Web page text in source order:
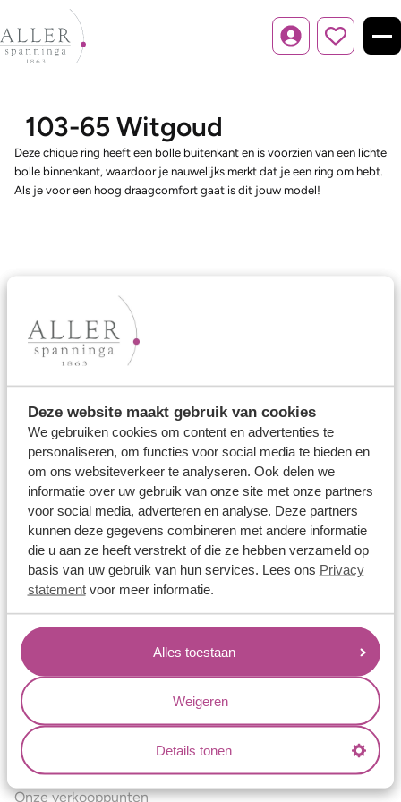
Deze website maakt gebruik van cookies
We gebruiken cookies om content en advertenties te
personaliseren, om functies voor social media te bieden en
om ons websiteverkeer te analyseren. Ook delen we
informatie over uw gebruik van onze site met onze partners
voor social media, adverteren en analyse. Deze partners
kunnen deze gegevens combineren met andere informatie
die u aan ze heeft verstrekt of die ze hebben verzameld op
basis van uw gebruik van hun services. Lees ons Privacy
statementvoor meer informatie.
Alles toestaan
Weigeren
Details tonen
Inloggen
103-65 Witgoud
Deze chique ring heeft een bolle buitenkant en is voorzien van een lichte
bolle binnenkant, waardoor je nauwelijks merkt dat je een ring om hebt.
Als je voor een hoog draagcomfort gaat is dit jouw model!
Ons aanbod
Trouwringen
Verlovingsringen
Vriendschapsringen
Over ons
Aller Spanninga
Historie
Certificaten
Blogs
Jouw voordelen
Conflictvrije Materialen
Oneindig veel mogelijkheden
Kwaliteit
Juweliers & Contact
Onze verkooppunten